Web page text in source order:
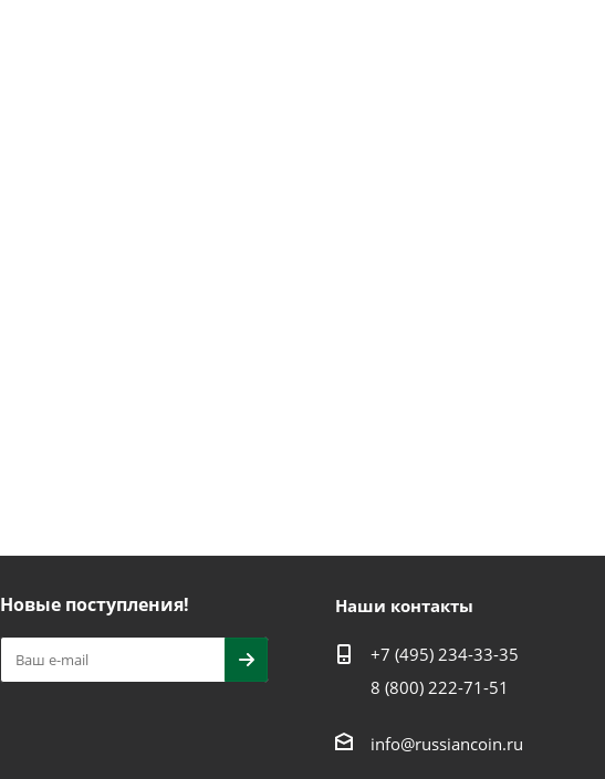
Новые поступления! Наши контакты
+7 (495) 234-33-35
8 (800) 222-71-51
info@russiancoin.ru